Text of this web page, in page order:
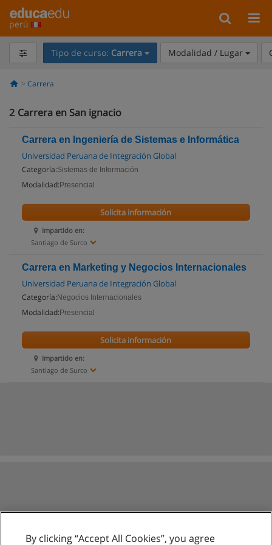
perú
Tipo de curso: Carrera Modalidad / Lugar
Carrera
2 Carrera en San ignacio
Carrera en Ingeniería de Sistemas e Informática
Universidad Peruana de Integración Global
Categoría:Sistemas de Información
Modalidad: Presencial
Impartido en:
Santiago de Surco
Solicita información
Carrera en Marketing y Negocios Internacionales
Universidad Peruana de Integración Global
Categoría: Negocios Internacionales
Modalidad: Presencial
Impartido en:
Santiago de Surco
Solicita información
By clicking “Accept All Cookies”, you agree